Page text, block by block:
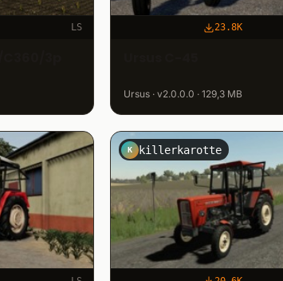
LS 23.8K
Ursus · v2.0.0.0 · 129,3 MB
K killerkarotte